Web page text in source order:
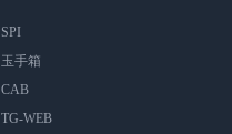
SPI
玉手箱
CAB
TG-WEB